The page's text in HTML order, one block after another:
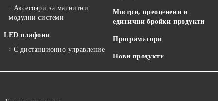
Аксесоари за магнитни
модулни системи
LED плафони
С дистанционно управление
Мостри, преоценени и
единични бройки продукти
Програматори
Нови продукти